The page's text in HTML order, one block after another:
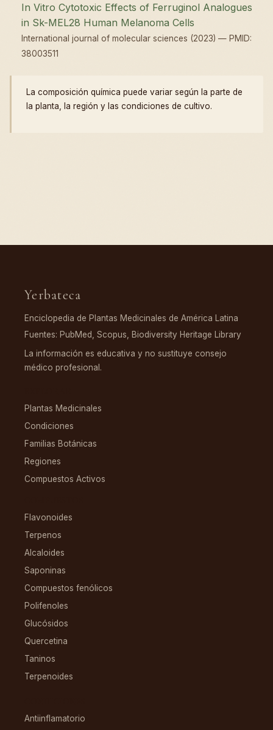
In Vitro Cytotoxic Effects of Ferruginol Analogues
in Sk-MEL28 Human Melanoma Cells
International journal of molecular sciences (2023) — PMID:
38003511
La composición química puede variar según la parte de
la planta, la región y las condiciones de cultivo.
Yerbateca
Enciclopedia de Plantas Medicinales de América Latina
Fuentes: PubMed, Scopus, Biodiversity Heritage Library
La información es educativa y no sustituye consejo
médico profesional.
Plantas Medicinales
Condiciones
Familias Botánicas
Regiones
Compuestos Activos
Flavonoides
Terpenos
Alcaloides
Saponinas
Compuestos fenólicos
Polifenoles
Glucósidos
Quercetina
Taninos
Terpenoides
Antiinflamatorio